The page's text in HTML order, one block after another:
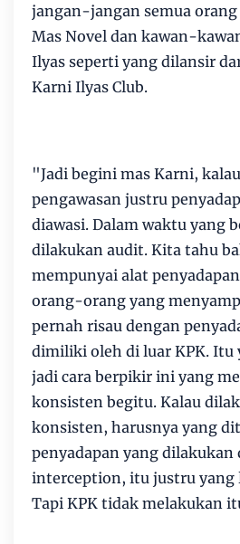
jangan-jangan semua
Mas Novel dan kawan-
Ilyas seperti yang dilansir
Karni Ilyas Club.
"Jadi begini mas Karni,
pengawasan justru
diawasi. Dalam waktu yang
dilakukan audit. Kita tahu
mempunyai alat
orang-orang yang
pernah risau dengan
dimiliki oleh di luar KPK. Itu
jadi cara berpikir ini yang
konsisten begitu. Kalau
konsisten, harusnya yang
penyadapan yang
interception, itu justru yang
Tapi KPK tidak melakukan